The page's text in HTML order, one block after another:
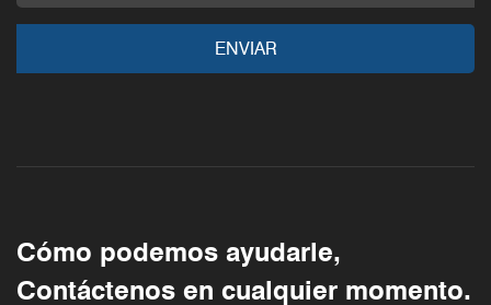
Cómo podemos ayudarle,
Contáctenos en cualquier momento.